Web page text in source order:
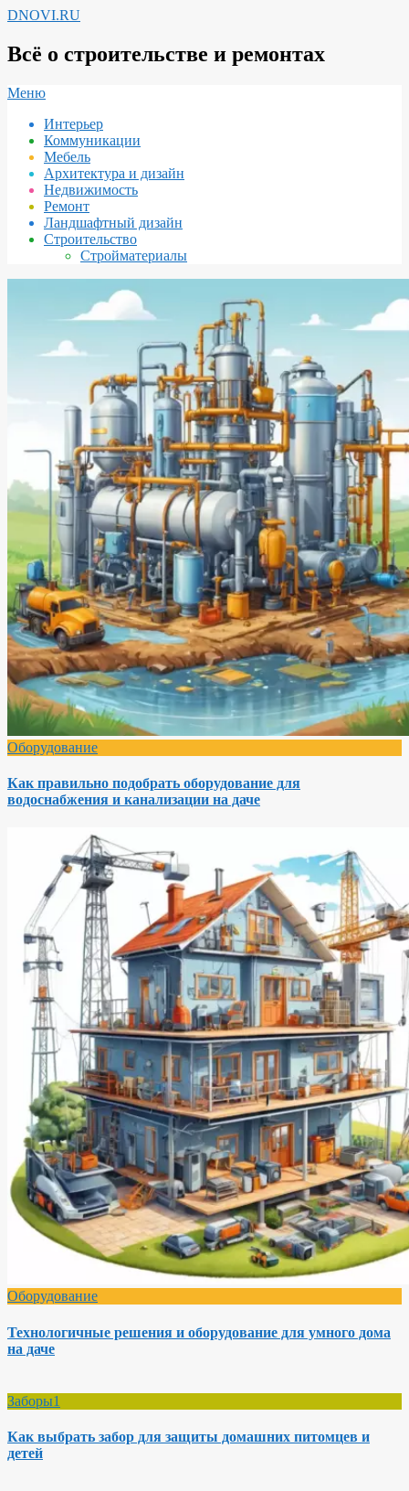
Перейти
содержимому
DNOVI.RU
Всё о строительстве и ремонтах
Вторичное
навигации
Меню
Интерьер
Коммуникации
Мебель
Архитектура и дизайн
Недвижимость
Ремонт
Ландшафтный дизайн
Строительство
Стройматериалы
Оборудование
Как правильно подобрать оборудование для
водоснабжения и канализации на даче
Оборудование
Технологичные решения и оборудование для умного дома
на даче
Заборы1
Как выбрать забор для защиты домашних питомцев и
детей